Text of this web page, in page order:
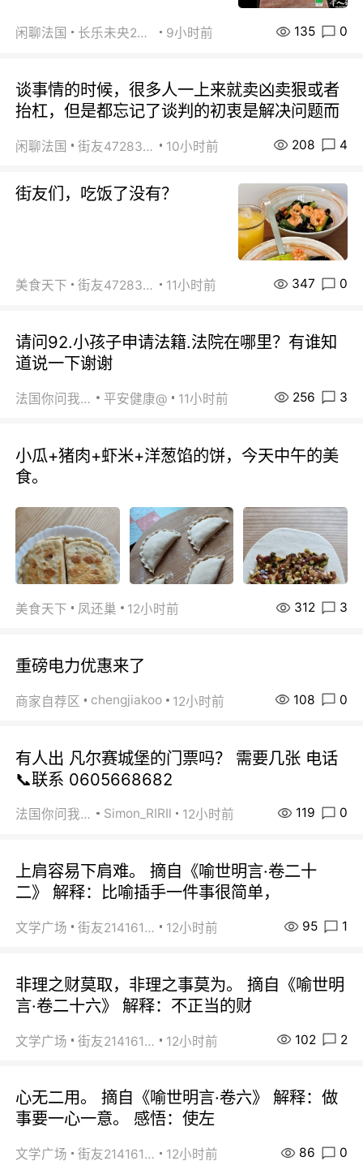
闲聊法国 长乐未央2015 9小时前 135 0
谈事情的时候，很多人一上来就卖凶卖狠或者
抬杠，但是都忘记了谈判的初衷是解决问题而
闲聊法国 街友472838572 10小时前 208 4
街友们，吃饭了没有？
美食天下 街友472838572 11小时前 347 0
请问92.小孩子申请法籍.法院在哪里？有谁知
道说一下谢谢
法国你问我答 平安健康@ 11小时前 256 3
小瓜+猪肉+虾米+洋葱馅的饼，今天中午的美
食。
美食天下 凤还巢 12小时前 312 3
重磅电力优惠来了
商家自荐区 chengjiakoo 12小时前 108 0
有人出 凡尔赛城堡的门票吗？ 需要几张 电话
📞联系 0605668682
法国你问我答 Simon_RIRIl 12小时前 119 0
上肩容易下肩难。 摘自《喻世明言·卷二十
二》 解释：比喻插手一件事很简单，
文学广场 街友21416156 12小时前 95 1
非理之财莫取，非理之事莫为。 摘自《喻世明
言·卷二十六》 解释：不正当的财
文学广场 街友21416156 12小时前 102 2
心无二用。 摘自《喻世明言·卷六》 解释：做
事要一心一意。 感悟：使左
文学广场 街友21416156 12小时前 86 0